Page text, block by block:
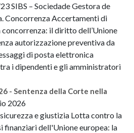
SIBS – Sociedade Gestora de
Concorrenza Accertamenti di
concorrenza: il diritto dell’Unione
autorizzazione preventiva da
di posta elettronica
i dipendenti e gli amministratori
- Sentenza della Corte nella
2026
e giustizia Lotta contro la
finanziari dell'Unione europea: la